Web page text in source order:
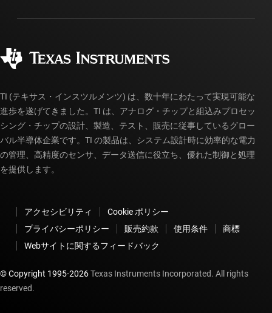
製造
myTI アカウントの FAQ
ご注文に関する FAQ
TI (テキサス・インスツルメンツ) は、数十年にわたって実現可能な
進歩を遂げてきました。TI は、アナログ・チップと組込みプロセッ
シング・チップの設計、製造、テスト、販売に従事しているグロー
バル半導体企業です。TI の製品は、システム設計時に効率的な電力
の管理、高精度のセンサ、データ送信に役立ち、優れた制御と処理
を提供します。
アクセシビリティ
Cookie ポリシー
プライバシーポリシー
販売約款 使用条件
商標
Webサイトに関するフィードバック
© Copyright 1995-2026Texas Instruments Incorporated. All rights
reserved.